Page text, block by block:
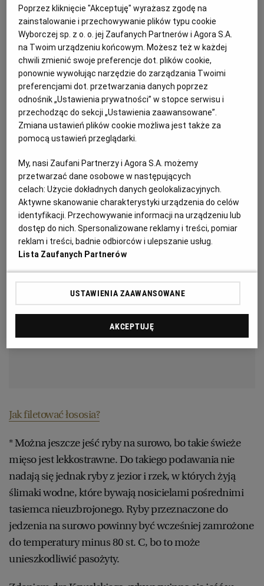
KRAKÓW
LUBLIN
ŁÓDŹ
OLSZTYN
OPOLE
PŁOCK
POZNAŃ
RYBNIK
RZESZÓW
TORUŃ
TRÓJMIASTO
WAŁBRZYCH
WARSZAWA
SPORT.PL
PUBLIO.PL
KULTURALNYSKLEP.PL
DZIECKO
ZDROWIE
POGODA
PODRÓŻE
FORUM
organizmu niewielkich ilości cukru (stabilizuje kwasy
tłuszczowe), imbiru,czosnkuczy sosu sojowego.
Jak filetować karpia? Instrukcja na wideo
* Do pieczenia warto wziąć karpia,pstrąga i większość
ryb morskich, np. doradę, labraksa, morszczuka - z
małą ilością masła, które mniej szkodzi niż olej podczas
smażenia.
* Do grillowania nadają się ryby tłuste, m.in. makrela,
łosoś. Specjalista podpowiada, żeby doprawiać je już
po grillowaniu, a pod rybą ustawić w piekarniku
pojemnik z wodą, do którego wpadnie też tłuszcz.
Jak filetować łososia?
* Można jeszcze jeść ryby na surowo, bo takie świeże
mięso jest lekkostrawne. Do takiego podawania nie
nadają się jednak ryby z jezior i rzek, w których żyją
ślimaki wodne, które bywają nosicielami pośrednimi
tasiemca nieuzbrojonego. Ryby przeznaczone do
jedzenia na surowo powinny być wcześniej zamrożone
do temperatury minus 80 st. C, bo to może
unieszkodliwić pasożyty.
Poprzez kliknięcie "Akceptuję" wyrażasz zgodę na
zainstalowanie i przechowywanie plików typu cookie
Wyborczej sp. z o. o. jej Zaufanych Partnerów i Agora S.A.
na Twoim urządzeniu końcowym. Możesz też w każdej
chwili zmienić swoje preferencje dot. plików cookie,
ponownie wywołując narzędzie do zarządzania Twoimi
preferencjami dot. przetwarzania danych poprzez
odnośnik „Ustawienia prywatności” w stopce serwisu i
przechodząc do sekcji „Ustawienia zaawansowane”.
Zmiana ustawień plików cookie możliwa jest także za
pomocą ustawień przeglądarki.
My, nasi Zaufani Partnerzy i Agora S.A. możemy
przetwarzać dane osobowe w następujących
celach:Użycie dokładnych danych geolokalizacyjnych.
Aktywne skanowanie charakterystyki urządzenia do celów
identyfikacji. Przechowywanie informacji na urządzeniu lub
dostęp do nich. Spersonalizowane reklamy i treści, pomiar
reklam i treści, badnie odbiorców i ulepszanie usług.
Lista Zaufanych Partnerów
USTAWIENIA ZAAWANSOWANE
AKCEPTUJĘ